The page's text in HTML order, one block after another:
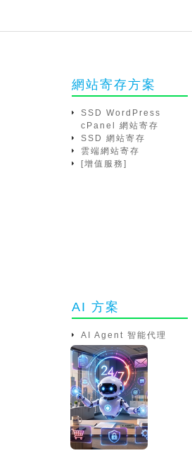
網站寄存方案
SSD WordPress
cPanel 網站寄存
SSD 網站寄存
雲端網站寄存
[增值服務]
AI 方案
AI Agent 智能代理